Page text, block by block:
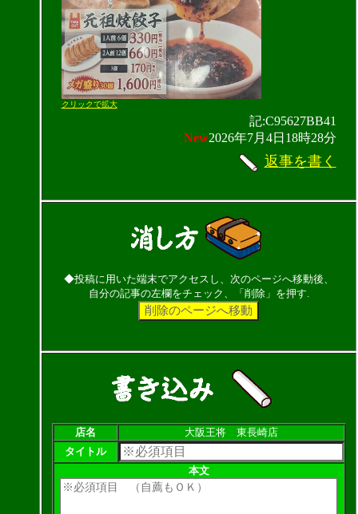
クリックで拡大
記:C95627BB41
New2026年7月4日18時28分
返事を書く
◆投稿に用いた端末でアクセスし、次のページへ移動後、
自分の記事の左欄をチェック、「削除」を押す.
店名
大阪王将 東長崎店
タイトル
本文